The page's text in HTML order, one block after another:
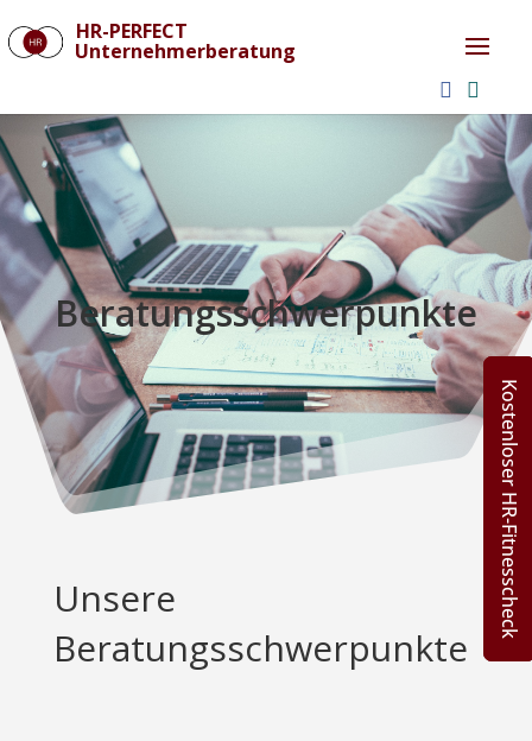
HR-PERFECT
Unternehmerberatung
Beratungsschwerpunkte
Unsere
Beratungsschwerpunkte
Kostenloser HR-Fitnesscheck